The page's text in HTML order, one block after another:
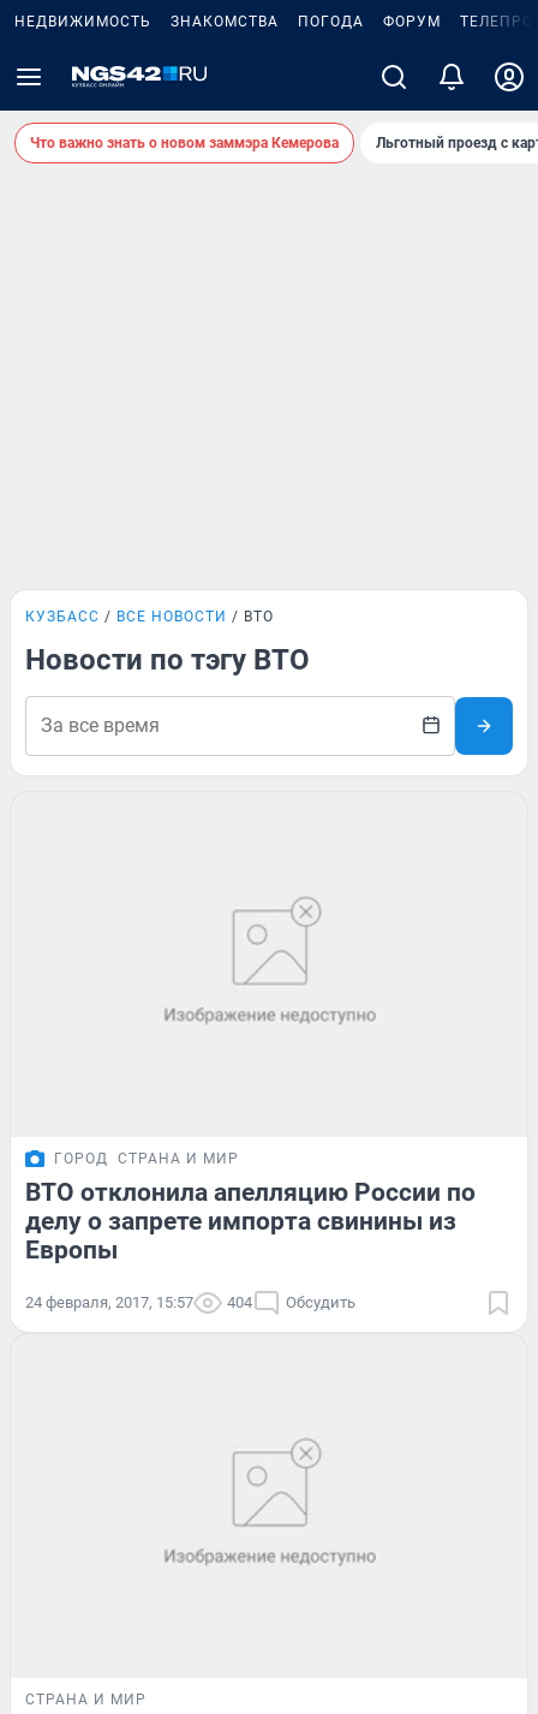
НЕДВИЖИМОСТЬ ЗНАКОМСТВА ПОГОДА ФОРУМ
Что важно знать о новом заммэра Кемерова Льготный проезд с
КУЗБАСС ВСЕ НОВОСТИ ВТО
Новости по тэгу ВТО
ГОРОД СТРАНА И МИР
ВТО отклонила апелляцию России по
делу о запрете импорта свинины из
Европы
24 февраля, 2017, 15:57 404 Обсудить
СТРАНА И МИР